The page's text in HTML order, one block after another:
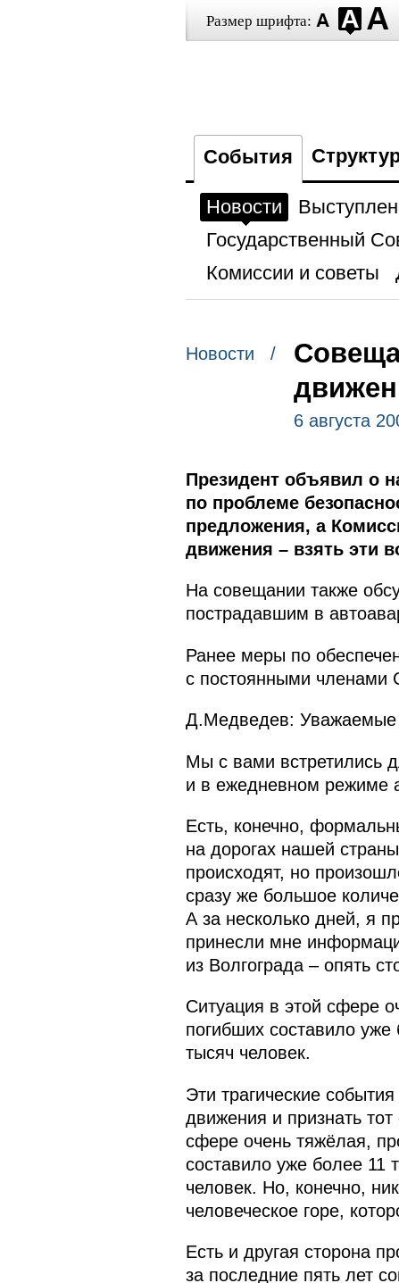
Размер шрифта:
События
Новости
Государственный
Комиссии и советы
Новости /
6 августа
Президент объявил о
по проблеме
предложения, а
движения – взять эти
На совещании также
пострадавшим в
Ранее меры по
с постоянными членами
Д.Медведев: Уважаемые
Мы с вами встретились
и в ежедневном режиме
Есть, конечно,
на дорогах нашей
происходят, но
сразу же большое
А за несколько дней, я
принесли мне
из Волгограда – опять
Ситуация в этой сфере
погибших составило
тысяч человек.
Эти трагические
движения и признать
сфере очень тяжёлая,
составило уже более 11
человек. Но, конечно,
человеческое горе,
Есть и другая сторона
за последние пять лет